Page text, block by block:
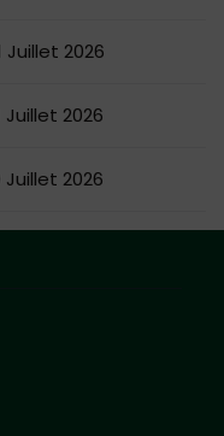
Juillet 2026
Juillet 2026
Juillet 2026